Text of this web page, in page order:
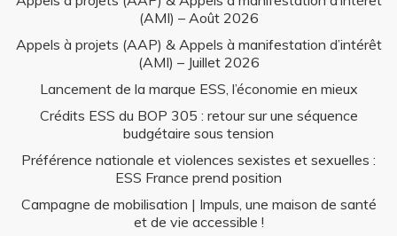
(AMI) – Août 2026
Appels à projets (AAP) & Appels à manifestation d’intérêt
(AMI) – Juillet 2026
Lancement de la marque ESS, l’économie en mieux
Crédits ESS du BOP 305 : retour sur une séquence
budgétaire sous tension
Préférence nationale et violences sexistes et sexuelles :
ESS France prend position
Campagne de mobilisation | Impuls, une maison de santé
et de vie accessible !